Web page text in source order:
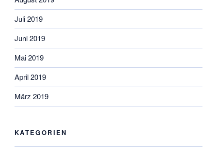
Juli 2019
Juni 2019
Mai 2019
April 2019
März 2019
KATEGORIEN